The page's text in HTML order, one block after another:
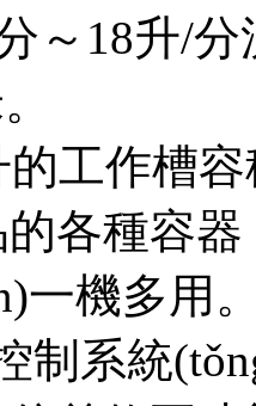
～18升/
的工作槽
各種容
一機多用
制系統